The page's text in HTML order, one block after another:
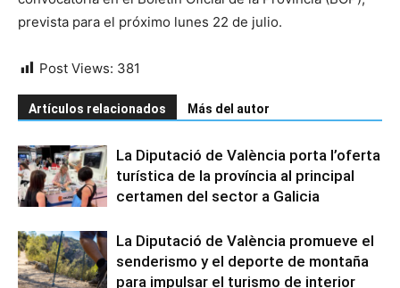
prevista para el próximo lunes 22 de julio.
Post Views: 381
Artículos relacionados Más del autor
La Diputació de València porta l’oferta
turística de la província al principal
certamen del sector a Galicia
La Diputació de València promueve el
senderismo y el deporte de montaña
para impulsar el turismo de interior